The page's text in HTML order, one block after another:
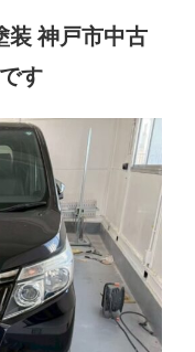
装 神戸市中古
す